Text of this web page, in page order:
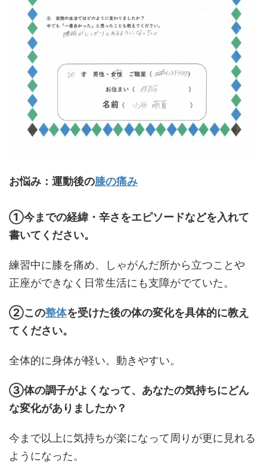
お悩み：運動後の膝の痛み
①今までの経緯・辛さをエピソードなどを入れて
書いてください。
練習中に膝を痛め、しゃがんだ所から立つことや
正座ができなく日常生活にも支障がでていた。
②この整体を受けた後の体の変化を具体的に教え
てください。
全体的に身体が軽い。動きやすい。
③体の調子がよくなって、あなたの気持ちにどん
な変化がありましたか？
今まで以上に気持ちが楽になって周りが更に見れる
ようになった。